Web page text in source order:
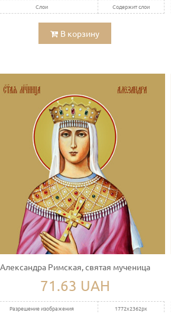
Слои
Содержит слои
В корзину
Александра Римская, святая мученица
71.63 UAH
Разрешение изображения
1772x2362px